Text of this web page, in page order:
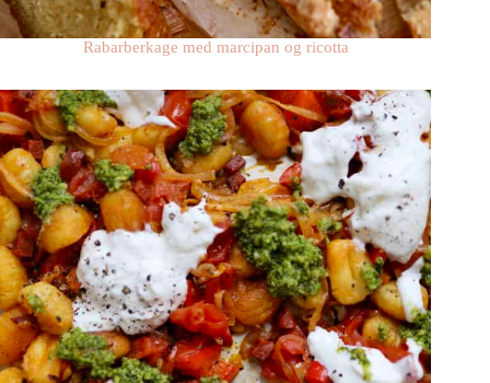
Rabarberkage med marcipan og ricotta